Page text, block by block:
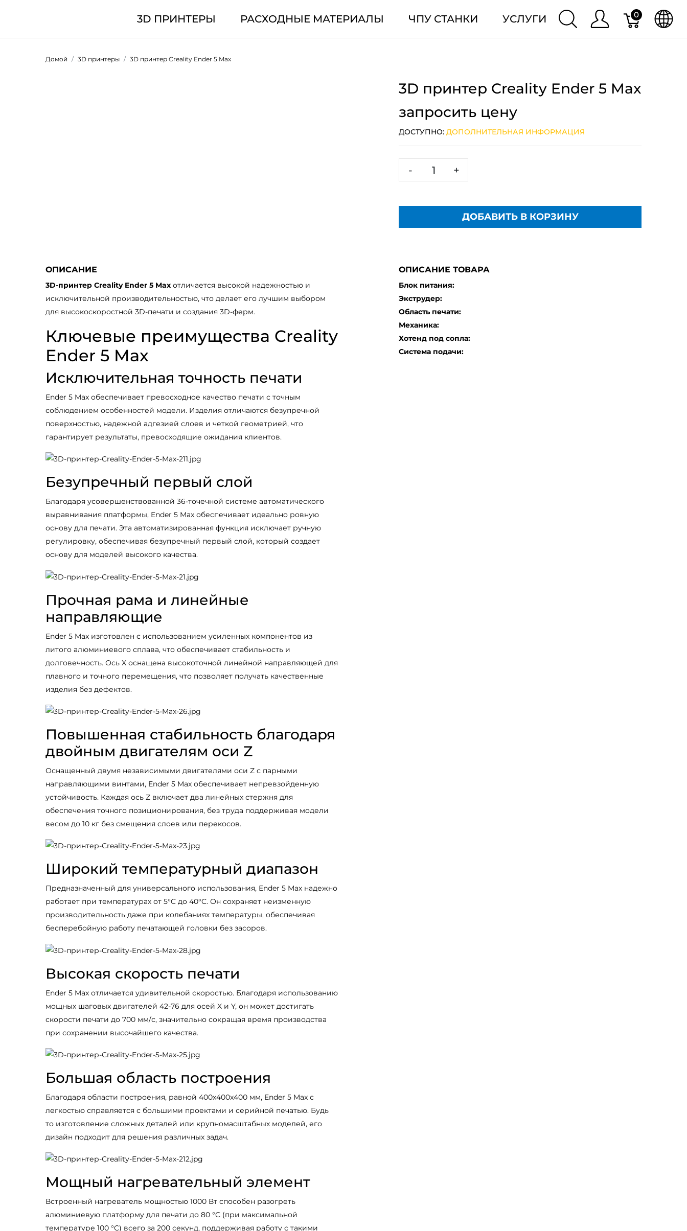
3D ПРИНТЕРЫ РАСХОДНЫЕ МАТЕРИАЛЫ ЧПУ СТАНКИ УСЛУГИ 0
Домой 3D принтеры 3D принтер Creality Ender 5 Max
3D принтер Creality Ender 5 Max
запросить цену
ДОСТУПНО:ДОПОЛНИТЕЛЬНАЯ ИНФОРМАЦИЯ
- +
ДОБАВИТЬ В КОРЗИНУ
ОПИСАНИЕ
3D-принтер Creality Ender 5 Max отличается высокой надежностью и
исключительной производительностью, что делает его лучшим выбором
для высокоскоростной 3D-печати и создания 3D-ферм.
Ключевые преимущества Creality
Ender 5 Max
Исключительная точность печати
Ender 5 Max обеспечивает превосходное качество печати с точным
соблюдением особенностей модели. Изделия отличаются безупречной
поверхностью, надежной адгезией слоев и четкой геометрией, что
гарантирует результаты, превосходящие ожидания клиентов.
Безупречный первый слой
Благодаря усовершенствованной 36-точечной системе автоматического
выравнивания платформы, Ender 5 Max обеспечивает идеально ровную
основу для печати. Эта автоматизированная функция исключает ручную
регулировку, обеспечивая безупречный первый слой, который создает
основу для моделей высокого качества.
Прочная рама и линейные
направляющие
Ender 5 Max изготовлен с использованием усиленных компонентов из
литого алюминиевого сплава, что обеспечивает стабильность и
долговечность. Ось X оснащена высокоточной линейной направляющей для
плавного и точного перемещения, что позволяет получать качественные
изделия без дефектов.
Повышенная стабильность благодаря
двойным двигателям оси Z
Оснащенный двумя независимыми двигателями оси Z с парными
направляющими винтами, Ender 5 Max обеспечивает непревзойденную
устойчивость. Каждая ось Z включает два линейных стержня для
обеспечения точного позиционирования, без труда поддерживая модели
весом до 10 кг без смещения слоев или перекосов.
Широкий температурный диапазон
Предназначенный для универсального использования, Ender 5 Max надежно
работает при температурах от 5°C до 40°C. Он сохраняет неизменную
производительность даже при колебаниях температуры, обеспечивая
бесперебойную работу печатающей головки без засоров.
Высокая скорость печати
Ender 5 Max отличается удивительной скоростью. Благодаря использованию
мощных шаговых двигателей 42-76 для осей X и Y, он может достигать
скорости печати до 700 мм/с, значительно сокращая время производства
при сохранении высочайшего качества.
Большая область построения
Благодаря области построения, равной 400x400x400 мм, Ender 5 Max с
легкостью справляется с большими проектами и серийной печатью. Будь
то изготовление сложных деталей или крупномасштабных моделей, его
дизайн подходит для решения различных задач.
Мощный нагревательный элемент
Встроенный нагреватель мощностью 1000 Вт способен разогреть
алюминиевую платформу для печати до 80 °C (при максимальной
температуре 100 °C) всего за 200 секунд, поддерживая работу с такими
ОПИСАНИЕ ТОВАРА
Блок питания:
Экструдер:
Область печати:
Механика:
Хотенд под сопла:
Система подачи: